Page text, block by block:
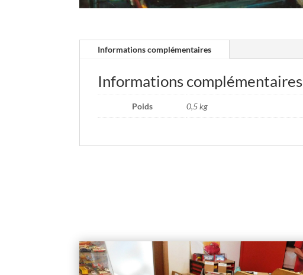
Informations complémentaires
Informations complémentaires
Poids 0,5 kg